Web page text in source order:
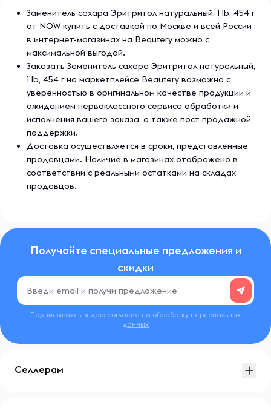
Заменитель сахара Эритритол натуральный, 1 lb, 454 г
от NOW купить с доставкой по Москве и всей России
в интернет-магазинах на Beautery можно с
максимальной выгодой.
Заказать Заменитель сахара Эритритол натуральный,
1 lb, 454 г на маркетплейсе Beautery возможно с
уверенностью в оригинальном качестве продукции и
ожиданием первоклассного сервиса обработки и
исполнения вашего заказа, а также пост-продажной
поддержки.
Доставка осуществляется в сроки, представленные
продавцами. Наличие в магазинах отображено в
соответствии с реальными остатками на складах
продавцов.
Получайте специальные предложения и
скидки
Подписываясь, я даю согласие на обработку персональных
данных
Селлерам